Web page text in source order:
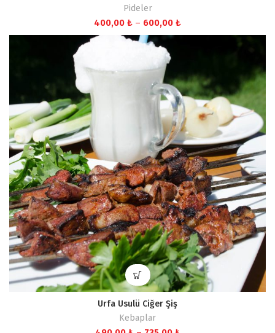
Pideler
400,00 ₺ – 600,00 ₺Fiyat
aralığı:
Urfa Usulü Ciğer Şiş
Kebaplar